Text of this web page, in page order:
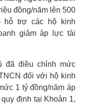
đồng/năm lên 500
hỗ trợ các hộ kinh
giảm áp lực tài
đã điều chỉnh mức
đối với hộ kinh
1 tỷ đồng/năm áp
định tại Khoản 1,